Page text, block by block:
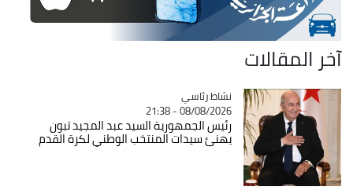
آخر المقالات
Catégorie
نشاط رئاسي
08/08/2026 - 21:38
رئيس الجمهورية السيد عبد المجيد تبون
يهنئ سيدات المنتخب الوطني لكرة القدم